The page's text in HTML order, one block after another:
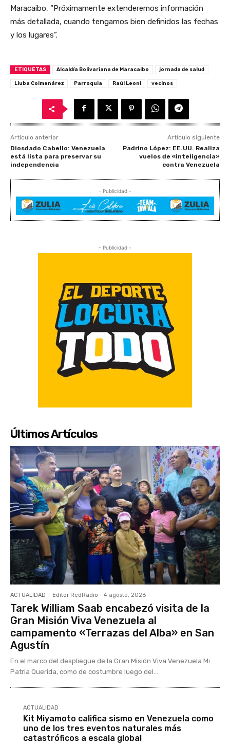
Maracaibo, “Próximamente extenderemos información
más detallada, cuando tengamos bien definidos las fechas
y los lugares”.
ETIQUETAS Alcaldía Bolivariana de Maracaibo jornada de salud
Liuba Colmenárez Parroquia Raúl Leoni vecinos
Artículo anterior
Diosdado Cabello: Venezuela
está lista para preservar su
independencia
Artículo siguiente
Padrino López: EE.UU. Realiza
vuelos de «inteligencia»
contra Venezuela
- Publicidad -
- Publicidad -
Últimos Artículos
ACTUALIDAD Editor RedRadio - 4 agosto, 2026
Tarek William Saab encabezó visita de la
Gran Misión Viva Venezuela al
campamento «Terrazas del Alba» en San
Agustín
En el marco del despliegue de la Gran Misión Viva Venezuela Mi
Patria Querida, como de costumbre luego del...
ACTUALIDAD
Kit Miyamoto califica sismo en Venezuela como
uno de los tres eventos naturales más
catastróficos a escala global